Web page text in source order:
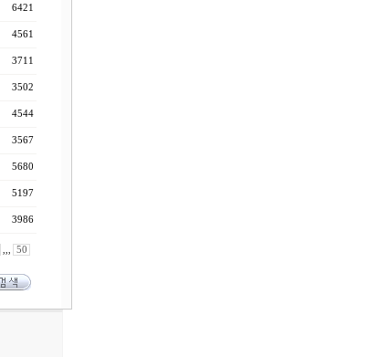
6421
4561
3711
3502
4544
3567
5680
5197
3986
,,, 50